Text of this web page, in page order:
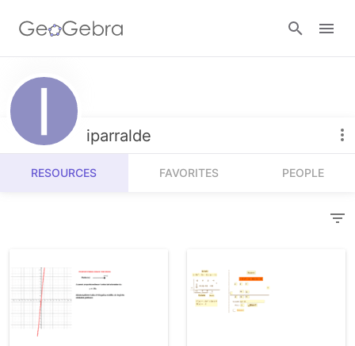
Resources
Number Sense
Algebra
Operations
Calculators
Geometry
iparralde
RESOURCES FAVORITES PEOPLE